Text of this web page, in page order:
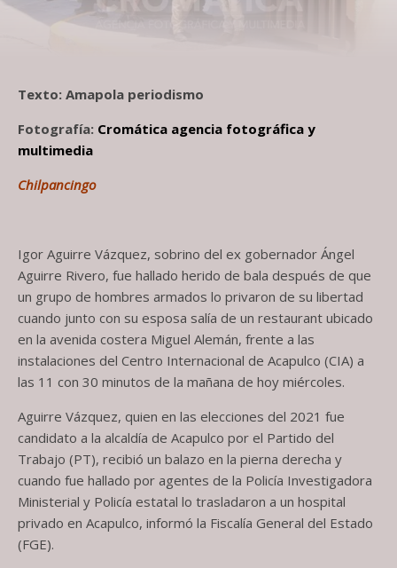
Texto: Amapola periodismo
Fotografía: Cromática agencia fotográfica y
multimedia
Chilpancingo
Igor Aguirre Vázquez, sobrino del ex gobernador Ángel
Aguirre Rivero, fue hallado herido de bala después de que
un grupo de hombres armados lo privaron de su libertad
cuando junto con su esposa salía de un restaurant ubicado
en la avenida costera Miguel Alemán, frente a las
instalaciones del Centro Internacional de Acapulco (CIA) a
las 11 con 30 minutos de la mañana de hoy miércoles.
Aguirre Vázquez, quien en las elecciones del 2021 fue
candidato a la alcaldía de Acapulco por el Partido del
Trabajo (PT), recibió un balazo en la pierna derecha y
cuando fue hallado por agentes de la Policía Investigadora
Ministerial y Policía estatal lo trasladaron a un hospital
privado en Acapulco, informó la Fiscalía General del Estado
(FGE).